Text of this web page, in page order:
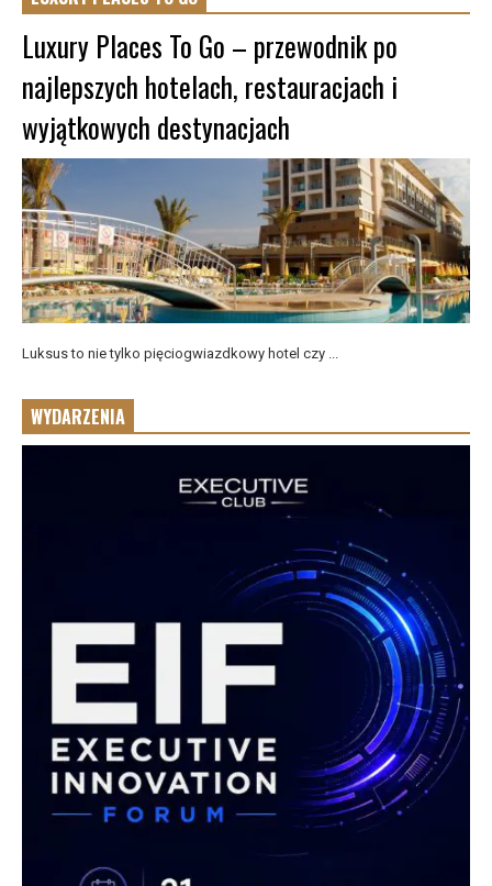
Luxury Places To Go – przewodnik po
najlepszych hotelach, restauracjach i
wyjątkowych destynacjach
Luksus to nie tylko pięciogwiazdkowy hotel czy ...
WYDARZENIA